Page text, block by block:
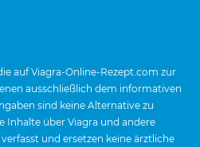
auf Viagra-Online-Rezept.com zur
ausschließlich dem informativen
sind keine Alternative zu
Inhalte über Viagra und andere
und ersetzen keine ärztliche